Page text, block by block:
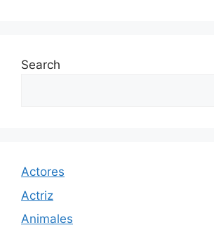
Search
Actores
Actriz
Animales